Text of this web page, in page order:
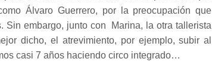
Álvaro Guerrero, por la preocupación que
Sin embargo, junto con Marina, la otra tallerista
dicho, el atrevimiento, por ejemplo, subir al
casi 7 años haciendo circo integrado…